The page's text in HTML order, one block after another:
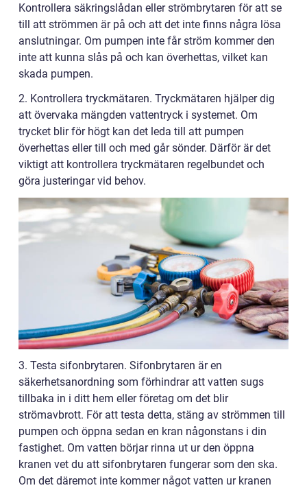
Kontrollera säkringslådan eller strömbrytaren för att se
till att strömmen är på och att det inte finns några lösa
anslutningar. Om pumpen inte får ström kommer den
inte att kunna slås på och kan överhettas, vilket kan
skada pumpen.
2. Kontrollera tryckmätaren. Tryckmätaren hjälper dig
att övervaka mängden vattentryck i systemet. Om
trycket blir för högt kan det leda till att pumpen
överhettas eller till och med går sönder. Därför är det
viktigt att kontrollera tryckmätaren regelbundet och
göra justeringar vid behov.
3. Testa sifonbrytaren. Sifonbrytaren är en
säkerhetsanordning som förhindrar att vatten sugs
tillbaka in i ditt hem eller företag om det blir
strömavbrott. För att testa detta, stäng av strömmen till
pumpen och öppna sedan en kran någonstans i din
fastighet. Om vatten börjar rinna ut ur den öppna
kranen vet du att sifonbrytaren fungerar som den ska.
Om det däremot inte kommer något vatten ur kranen